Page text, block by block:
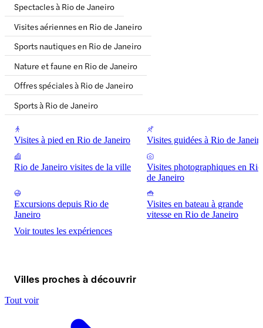
Spectacles à Rio de Janeiro
Visites aériennes en Rio de Janeiro
Sports nautiques en Rio de Janeiro
Nature et faune en Rio de Janeiro
Offres spéciales à Rio de Janeiro
Sports à Rio de Janeiro
Visites à pied en Rio de Janeiro Visites guidées à Rio de
Rio de Janeiro visites de la ville
Visites photographiques en Rio
de Janeiro
Excursions depuis Rio de
Janeiro
Visites en bateau à grande
vitesse en Rio de Janeiro
Voir toutes les expériences
Villes proches à découvrir
Tout voir